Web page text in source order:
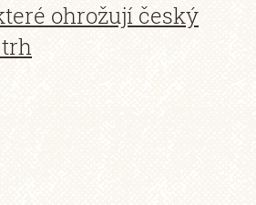
ohrožují český